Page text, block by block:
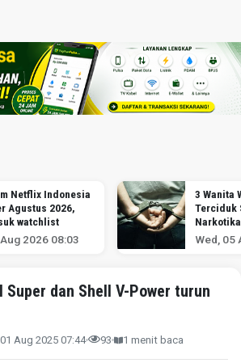
Netflix Indonesia
Agustus 2026,
watchlist
2026 08:03
3 Wanita
Terciduk
Wed, 05
Super dan Shell V-Power turun
Aug 2025 07:44 93 1 menit baca